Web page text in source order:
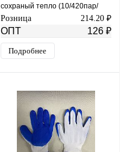
сохраный тепло (10/420пар/
меш) G-81
Розница 214.20 ₽
ОПТ 126 ₽
Подробнее